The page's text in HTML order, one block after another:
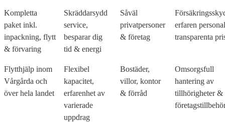
Kompletta
paket inkl.
inpackning, flytt
& förvaring
Skräddarsydd
service,
besparar dig
tid & energi
Såväl
privatpersoner
& företag
erfaren
transparenta
Flytthjälp inom
Vårgårda och
över hela landet
Flexibel
kapacitet,
erfarenhet av
varierade
uppdrag
Bostäder,
villor, kontor
& förråd
Omsorgsfull
hantering av
tillhörigheter &